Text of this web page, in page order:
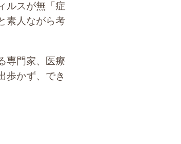
ルスが無「症
素人ながら考
専門家、医療
歩かず、でき